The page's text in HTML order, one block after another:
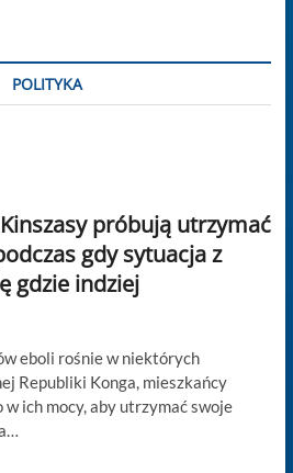
POLITYKA
próbują utrzymać
gdy sytuacja z
gdzie indziej
eboli rośnie w niektórych
Republiki Konga, mieszkańcy
ich mocy, aby utrzymać swoje